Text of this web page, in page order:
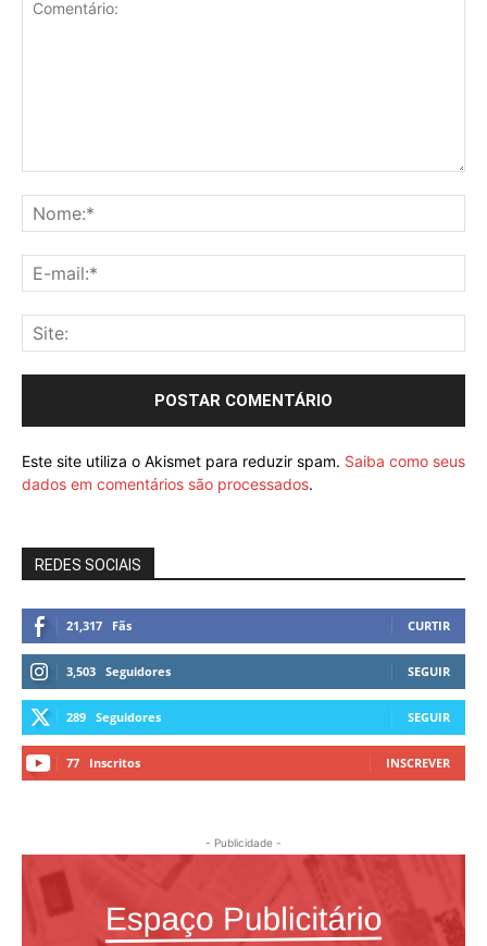
Este site utiliza o Akismet para reduzir spam. Saiba como seus
dados em comentários são processados.
REDES SOCIAIS
21,317 Fãs CURTIR
3,503 Seguidores SEGUIR
289 Seguidores SEGUIR
77 Inscritos INSCREVER
- Publicidade -